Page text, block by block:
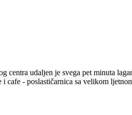
udaljen je svega pet minuta
- poslastičarnica sa velikom